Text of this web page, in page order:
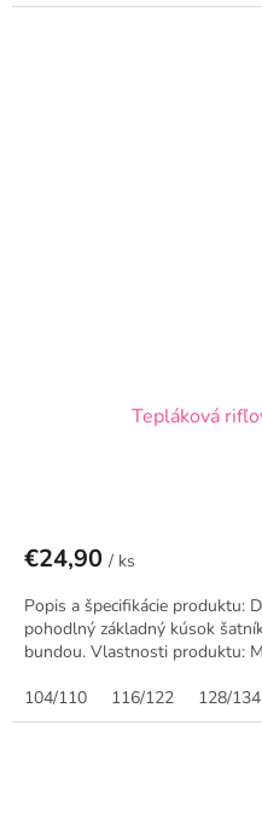
Tepláková
€24,90 / ks
Popis a špecifikácie produktu:
pohodlný základný kúsok
bundou. Vlastnosti produktu:
104/110
116/122 128/134